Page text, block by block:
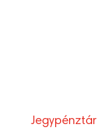
Jegypénztár